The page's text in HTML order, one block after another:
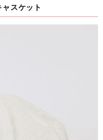
スケット